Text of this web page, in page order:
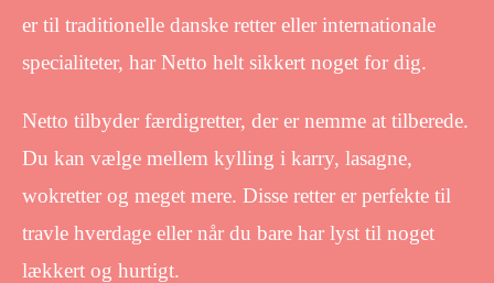
er til traditionelle danske retter eller internationale
specialiteter, har Netto helt sikkert noget for dig.
Netto tilbyder færdigretter, der er nemme at tilberede.
Du kan vælge mellem kylling i karry, lasagne,
wokretter og meget mere. Disse retter er perfekte til
travle hverdage eller når du bare har lyst til noget
lækkert og hurtigt.